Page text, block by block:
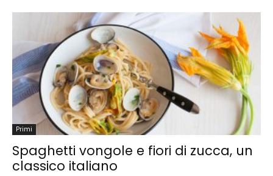
Primi
Spaghetti vongole e fiori di zucca, un
classico italiano